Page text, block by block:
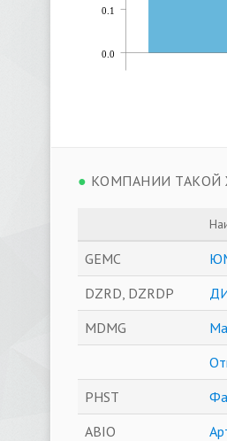
0.0
0.1
● КОМПАНИИ ТАКОЙ
GEMC
DZRD, DZRDP
MDMG
PHST
ABIO